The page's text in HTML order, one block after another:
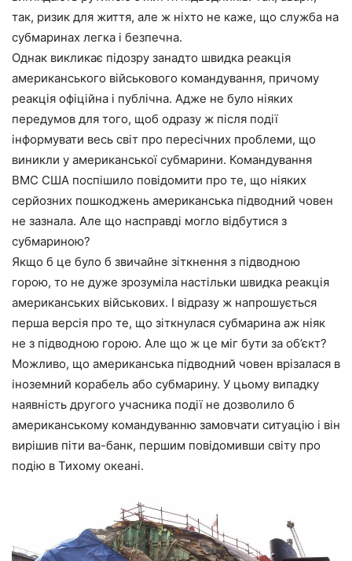
так, ризик для життя, але ж ніхто не каже, що служба на
субмаринах легка і безпечна.
Однак викликає підозру занадто швидка реакція
американського військового командування, причому
реакція офіційна і публічна. Адже не було ніяких
передумов для того, щоб одразу ж після події
інформувати весь світ про пересічних проблеми, що
виникли у американської субмарини. Командування
ВМС США поспішило повідомити про те, що ніяких
серйозних пошкоджень американська підводний човен
не зазнала. Але що насправді могло відбутися з
субмариною?
Якщо б це було б звичайне зіткнення з підводною
горою, то не дуже зрозуміла настільки швидка реакція
американських військових. І відразу ж напрошується
перша версія про те, що зіткнулася субмарина аж ніяк
не з підводною горою. Але що ж це міг бути за об’єкт?
Можливо, що американська підводний човен врізалася в
іноземний корабель або субмарину. У цьому випадку
наявність другого учасника події не дозволило б
американському командуванню замовчати ситуацію і він
вирішив піти ва-банк, першим повідомивши світу про
подію в Тихому океані.